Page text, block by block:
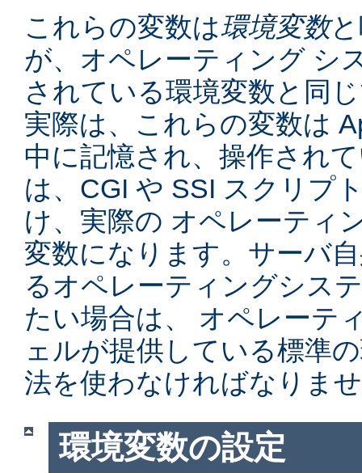
これらの変数は環境変数
が、オペレーティング シ
されている環境変数と同
実際は、これらの変数は
中に記憶され、操作され
は、CGI や SSI スクリプ
け、実際の オペレーティ
変数になります。サーバ
るオペレーティングシス
たい場合は、 オペレーテ
ェルが提供している標準
法を使わなければなりま
環境変数の設定